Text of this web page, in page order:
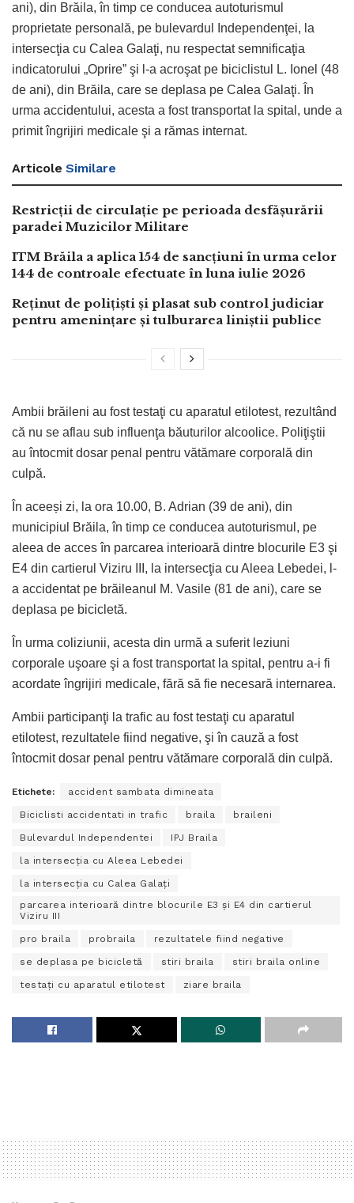
ani), din Brăila, în timp ce conducea autoturismul
proprietate personală, pe bulevardul Independenţei, la
intersecţia cu Calea Galaţi, nu respectat semnificaţia
indicatorului „Oprire” şi l-a acroşat pe biciclistul L. Ionel (48
de ani), din Brăila, care se deplasa pe Calea Galaţi. În
urma accidentului, acesta a fost transportat la spital, unde a
primit îngrijiri medicale şi a rămas internat.
Articole Similare
Restricții de circulație pe perioada desfășurării
paradei Muzicilor Militare
ITM Brăila a aplica 154 de sancțiuni în urma celor
144 de controale efectuate în luna iulie 2026
Reținut de polițiști și plasat sub control judiciar
pentru amenințare și tulburarea liniștii publice
Ambii brăileni au fost testaţi cu aparatul etilotest, rezultând
că nu se aflau sub influenţa băuturilor alcoolice. Poliţiştii
au întocmit dosar penal pentru vătămare corporală din
culpă.
În aceeși zi, la ora 10.00, B. Adrian (39 de ani), din
municipiul Brăila, în timp ce conducea autoturismul, pe
aleea de acces în parcarea interioară dintre blocurile E3 şi
E4 din cartierul Viziru III, la intersecţia cu Aleea Lebedei, l-
a accidentat pe brăileanul M. Vasile (81 de ani), care se
deplasa pe bicicletă.
În urma coliziunii, acesta din urmă a suferit leziuni
corporale uşoare şi a fost transportat la spital, pentru a-i fi
acordate îngrijiri medicale, fără să fie necesară internarea.
Ambii participanţi la trafic au fost testaţi cu aparatul
etilotest, rezultatele fiind negative, şi în cauză a fost
întocmit dosar penal pentru vătămare corporală din culpă.
Etichete: accident sambata dimineata
Biciclisti accidentati in trafic braila braileni
Bulevardul Independentei IPJ Braila
la intersecţia cu Aleea Lebedei
la intersecţia cu Calea Galaţi
parcarea interioară dintre blocurile E3 şi E4 din cartierul
Viziru III
pro braila probraila rezultatele fiind negative
se deplasa pe bicicletă stiri braila stiri braila online
testaţi cu aparatul etilotest ziare braila